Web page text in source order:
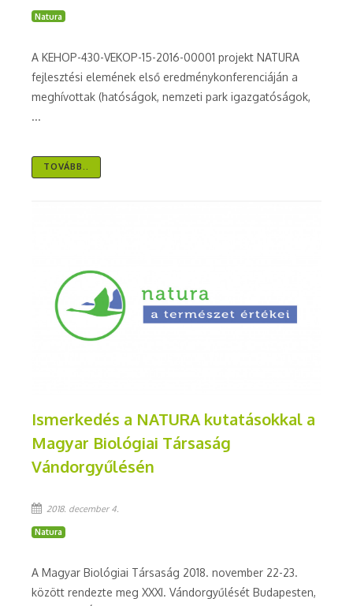
Natura
A KEHOP-430-VEKOP-15-2016-00001 projekt NATURA
fejlesztési elemének első eredménykonferenciáján a
meghívottak (hatóságok, nemzeti park igazgatóságok,
...
TOVÁBB..
Ismerkedés a NATURA kutatásokkal a
Magyar Biológiai Társaság
Vándorgyűlésén
2018. december 4.
Natura
A Magyar Biológiai Társaság 2018. november 22-23.
között rendezte meg XXXI. Vándorgyűlését Budapesten,